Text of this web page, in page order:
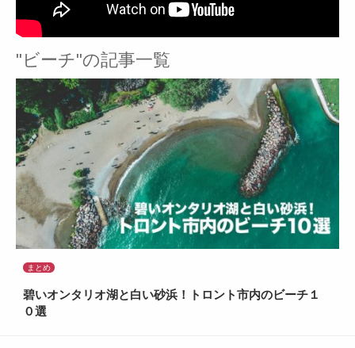
"ビーチ"の記事一覧
まとめ
碧いオンタリオ湖と白い砂浜！トロント市内のビーチ１
０選